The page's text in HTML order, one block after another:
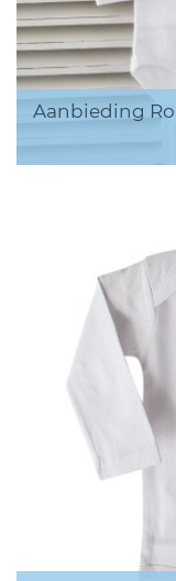
Aanbieding